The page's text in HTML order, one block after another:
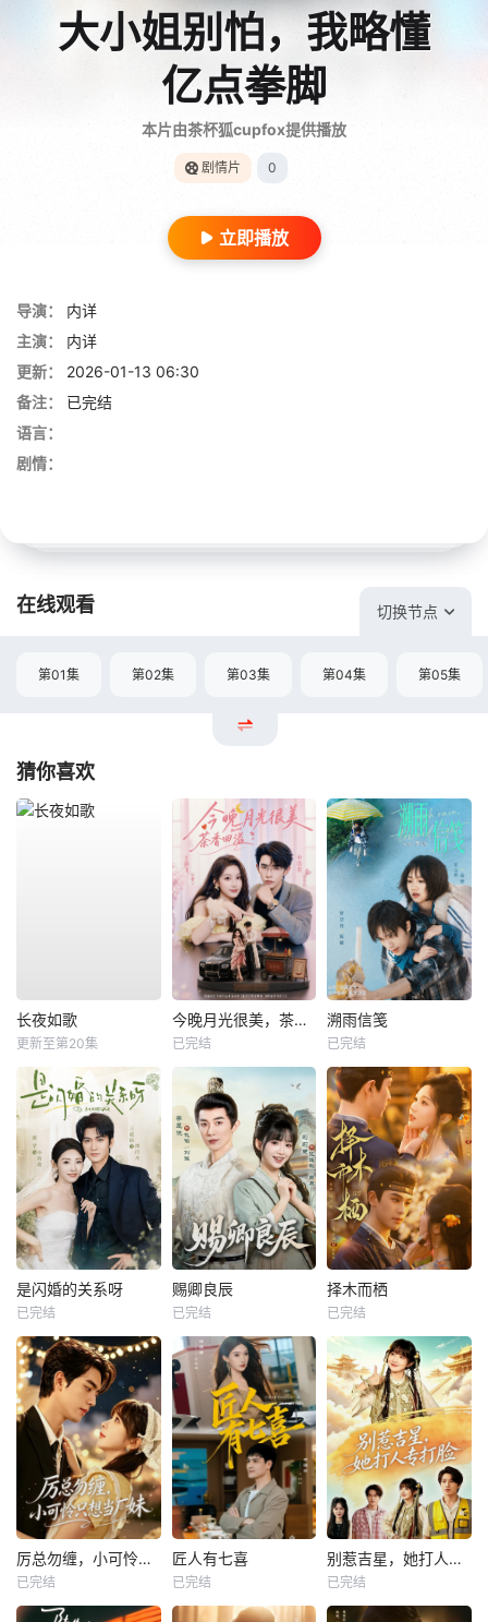
大小姐别怕，我略懂
亿点拳脚
本片由茶杯狐cupfox提供播放
剧情片 0
立即播放
导演：
内详
主演：
内详
更新：
2026-01-13 06:30
备注：
已完结
语言：
剧情：
在线观看 切换节点
第01集 第02集 第03集 第04集 第05集
猜你喜欢
长夜如歌
更新至第20集
今晚月光很美，茶香四溢
已完结
溯雨信笺
已完结
是闪婚的关系呀
已完结
赐卿良辰
已完结
择木而栖
已完结
厉总勿缠，小可怜只想当厂妹
已完结
匠人有七喜
已完结
别惹吉星，她打人专打脸
已完结